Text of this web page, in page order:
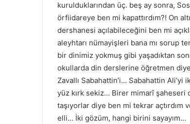
kurulduklarından üç. beş ay sonra,
örfiidareye ben mi kapattırdım?! On
dershanesi açılabileceğini ben mi
aleyhtarı nümayişleri bana mı sorup
bir dinimiz yokmuş gibi yaşadıktan
okullarda din derslerine öğretmen
Zavallı Sabahattin’i… Sabahattin Ali’yi
yüz kırk sekiz… Birer mimarî şaheseri
taşıyorlar diye ben mi tekrar
elli… İki gözüm, hangi birini sayayım…